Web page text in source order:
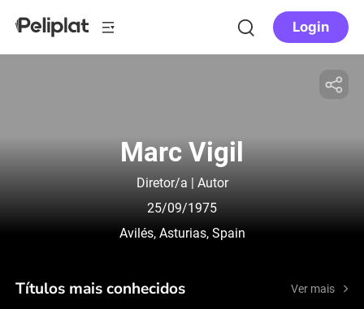
Login
Marc Vigil
Diretor/a | Autor
25/09/1975
Avilés, Asturias, Spain
Títulos mais conhecidos Ver mais